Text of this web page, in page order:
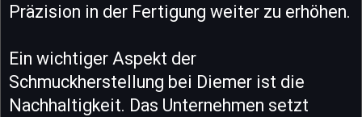
Präzision in der Fertigung weiter zu erhöhen.
Ein wichtiger Aspekt der
Schmuckherstellung bei Diemer ist die
Nachhaltigkeit. Das Unternehmen setzt